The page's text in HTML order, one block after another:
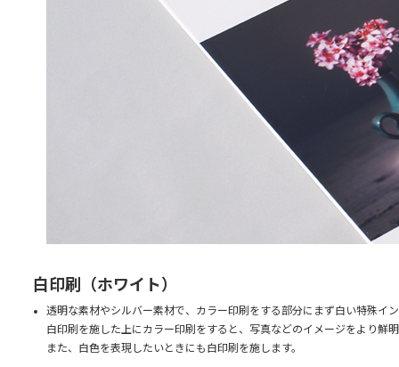
白印刷（ホワイト）
透明な素材やシルバー素材で、カラー印刷をする部分にまず白い特殊イ
白印刷を施した上にカラー印刷をすると、写真などのイメージをより鮮
また、白色を表現したいときにも白印刷を施します。